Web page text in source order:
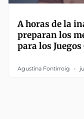
A horas de la
preparan los
para los
Agustina Fontirroig